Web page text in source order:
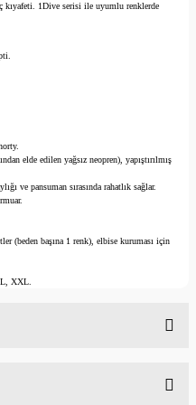
kıyafeti. 1Dive serisi ile uyumlu renklerde
elde edilen yağsız neopren), yapıştırılmış
ve pansuman sırasında rahatlık sağlar.
(beden başına 1 renk), elbise kuruması için
XXL.